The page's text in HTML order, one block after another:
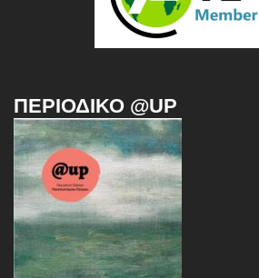
ΠΕΡΙΟΔΙΚΌ @UP